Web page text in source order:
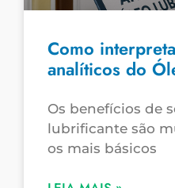
Como
analíticos do
Os benefícios de
lubrificante são
os mais básicos